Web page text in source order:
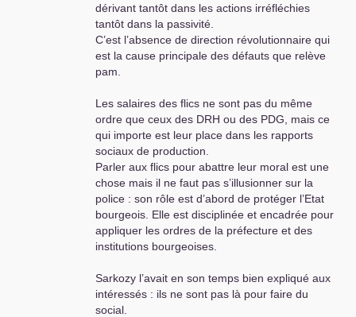
dérivant tantôt dans les actions irréfléchies
tantôt dans la passivité.
C’est l’absence de direction révolutionnaire qui
est la cause principale des défauts que relève
pam.
Les salaires des flics ne sont pas du même
ordre que ceux des DRH ou des PDG , mais ce
qui importe est leur place dans les rapports
sociaux de production.
Parler aux flics pour abattre leur moral est une
chose mais il ne faut pas s’illusionner sur la
police : son rôle est d’abord de protéger l’Etat
bourgeois. Elle est disciplinée et encadrée pour
appliquer les ordres de la préfecture et des
institutions bourgeoises.
Sarkozy l’avait en son temps bien expliqué aux
intéressés : ils ne sont pas là pour faire du
social.